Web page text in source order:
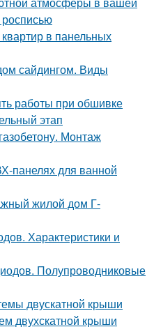
в панельных
сайдингом. Виды
работы при обшивке
этап
Монтаж
панелях для ванной
жилой дом Г-
Характеристики и
Полупроводниковые
двускатной крыши
двухскатной крыши